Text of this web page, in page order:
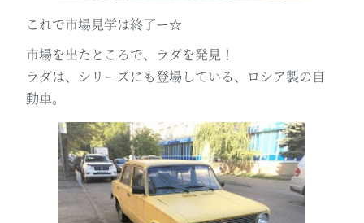
これで市場見学は終了ー☆
市場を出たところで、ラダを発見！
ラダは、シリーズにも登場している、ロシア製の自
動車。